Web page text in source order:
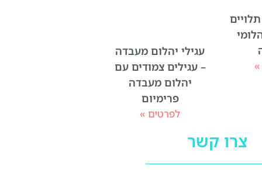
»
עגילי יהלום מעבדה
– עגילים צמודים עם
יהלום מעבדה
פרימיום
לפרטים »
צרו קשר